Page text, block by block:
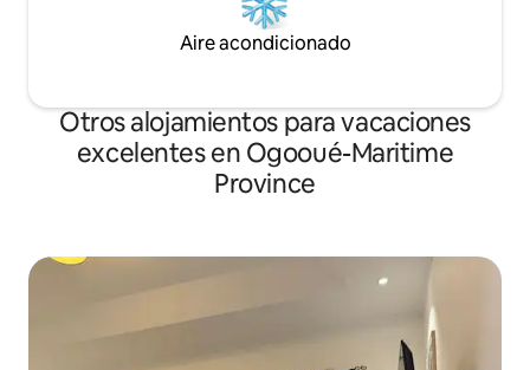
Aire acondicionado
Otros alojamientos para vacaciones
excelentes en Ogooué-Maritime
Province